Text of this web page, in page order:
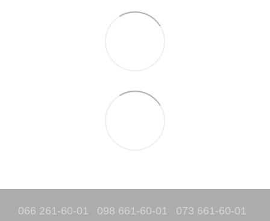
066 261-60-01 098 661-60-01 073 661-60-01